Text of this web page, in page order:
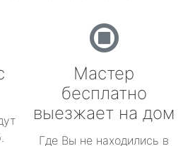
Мастер
бесплатно
выезжает на дом
Где Вы не находились в